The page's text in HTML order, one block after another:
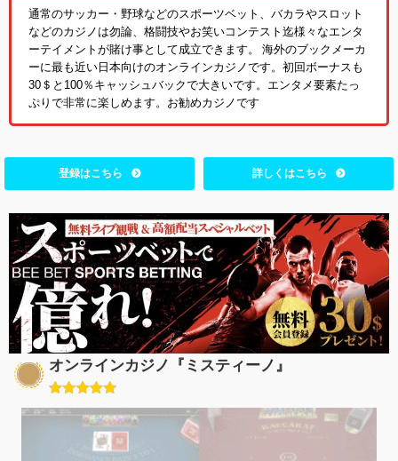
通常のサッカー・野球などのスポーツベット、バカラやスロット
などのカジノは勿論、格闘技やお笑いコンテスト迄様々なエンタ
ーテイメントが賭け事として成立できます。 海外のブックメーカ
ーに最も近い日本向けのオンラインカジノです。初回ボーナスも
30＄と100％キャッシュバックで大きいです。エンタメ要素たっ
ぷりで非常に楽しめます。お勧めカジノです
登録はこちら 詳しくはこちら
オンラインカジノ『ミスティーノ』